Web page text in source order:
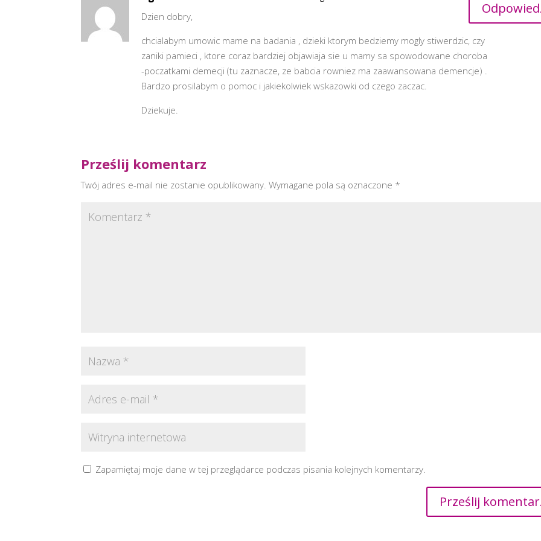
Dzien dobry,
chcialabym umowic mame na badania , dzieki ktorym bedziemy mogly stiwerdzic, czy
zaniki pamieci , ktore coraz bardziej objawiaja sie u mamy sa spowodowane choroba
-poczatkami demecji (tu zaznacze, ze babcia rowniez ma zaawansowana demencje) .
Bardzo prosilabym o pomoc i jakiekolwiek wskazowki od czego zaczac.
Dziekuje.
Prześlij komentarz
Twój adres e-mail nie zostanie opublikowany. Wymagane pola są oznaczone *
Zapamiętaj moje dane w tej przeglądarce podczas pisania kolejnych komentarzy.